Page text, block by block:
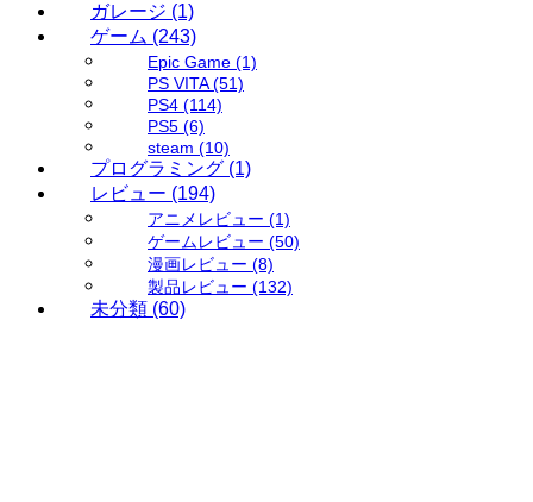
ガレージ (1)
ゲーム (243)
Epic Game (1)
PS VITA(51)
PS4 (114)
PS5 (6)
steam (10)
プログラミング (1)
レビュー (194)
アニメレビュー (1)
ゲームレビュー (50)
漫画レビュー (8)
製品レビュー (132)
未分類 (60)